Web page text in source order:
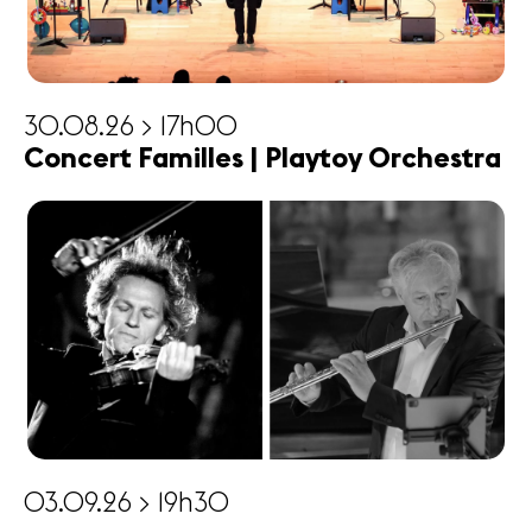
30.08.26 > 17h00
Concert Familles | Playtoy Orchestra
03.09.26 > 19h30